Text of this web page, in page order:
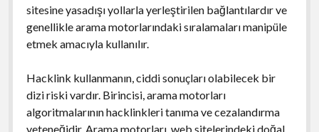
sitesine yasadışı yollarla yerleştirilen bağlantılardır ve
genellikle arama motorlarındaki sıralamaları manipüle
etmek amacıyla kullanılır.
Hacklink kullanmanın, ciddi sonuçları olabilecek bir
dizi riski vardır. Birincisi, arama motorları
algoritmalarının hacklinkleri tanıma ve cezalandırma
yeteneğidir. Arama motorları, web sitelerindeki doğal